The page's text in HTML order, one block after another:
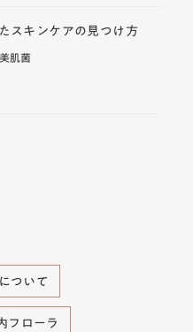
スキンケアの見つけ方
美肌菌
ついて
フローラ